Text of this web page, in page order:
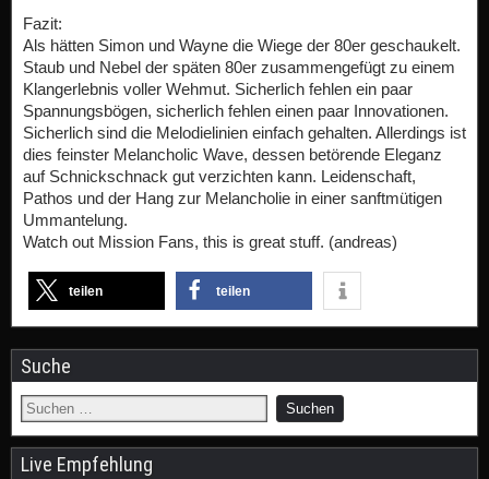
Fazit:
Als hätten Simon und Wayne die Wiege der 80er geschaukelt.
Staub und Nebel der späten 80er zusammengefügt zu einem
Klangerlebnis voller Wehmut. Sicherlich fehlen ein paar
Spannungsbögen, sicherlich fehlen einen paar Innovationen.
Sicherlich sind die Melodielinien einfach gehalten. Allerdings ist
dies feinster Melancholic Wave, dessen betörende Eleganz
auf Schnickschnack gut verzichten kann. Leidenschaft,
Pathos und der Hang zur Melancholie in einer sanftmütigen
Ummantelung.
Watch out Mission Fans, this is great stuff. (andreas)
teilen teilen
Suche
Live Empfehlung